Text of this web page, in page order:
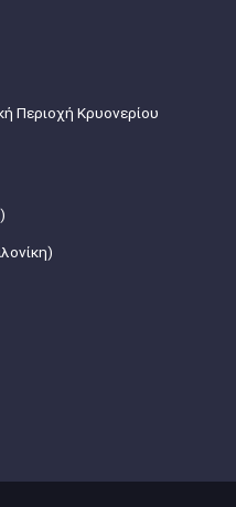
Περιοχή Κρυονερίου